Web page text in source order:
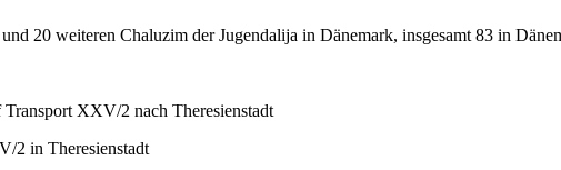
20 weiteren Chaluzim der Jugendalija in Dänemark, insgesamt 83 in
XXV/2 nach Theresienstadt
2 in Theresienstadt